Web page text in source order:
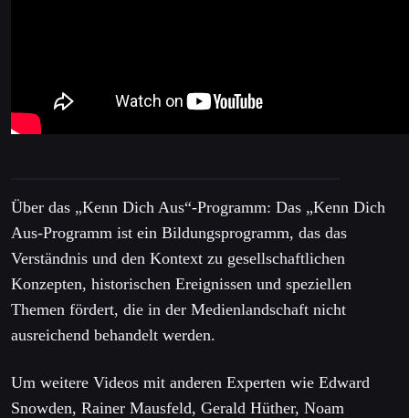
Über das „Kenn Dich Aus“-Programm: Das „Kenn Dich
Aus-Programm ist ein Bildungsprogramm, das das
Verständnis und den Kontext zu gesellschaftlichen
Konzepten, historischen Ereignissen und speziellen
Themen fördert, die in der Medienlandschaft nicht
ausreichend behandelt werden.
Um weitere Videos mit anderen Experten wie Edward
Snowden, Rainer Mausfeld, Gerald Hüther, Noam